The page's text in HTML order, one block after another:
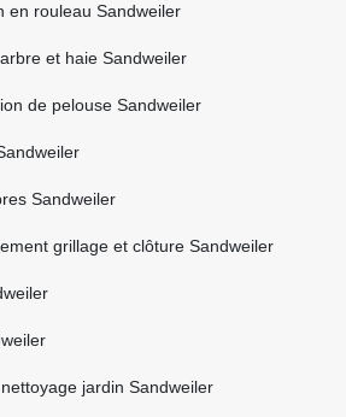
en rouleau Sandweiler
et haie Sandweiler
de pelouse Sandweiler
Sandweiler
grillage et clôture Sandweiler
jardin Sandweiler